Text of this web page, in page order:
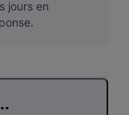
jours en